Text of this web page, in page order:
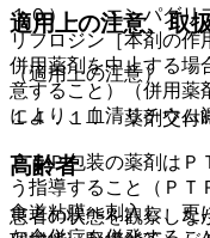
適用上の注意、取
（適用上の注意）
１４．１． 薬剤交付
ＰＴＰ包装の薬剤はＰ
う指導すること（Ｐ
食道粘膜へ刺入し、更
１０）． エンパグリ
リフロジン［本剤の作
併用薬剤を中止する場
意すること）（併用薬
により、血清リチウム
高齢者
患者の状態を観察しな